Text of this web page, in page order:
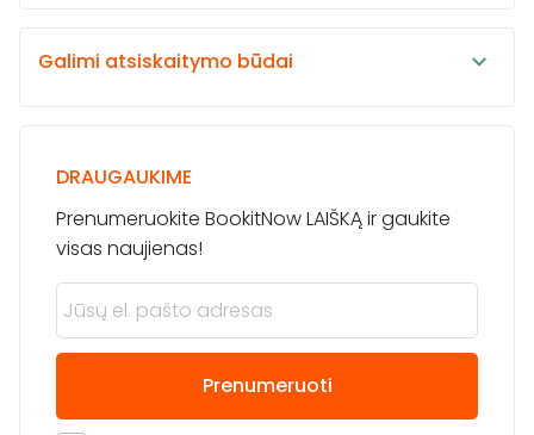
Galimi atsiskaitymo būdai
DRAUGAUKIME
Prenumeruokite BookitNow LAIŠKĄ ir gaukite
visas naujienas!
Prenumeruoti